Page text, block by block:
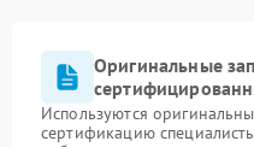
Оригинальные
Используются
сертификацию